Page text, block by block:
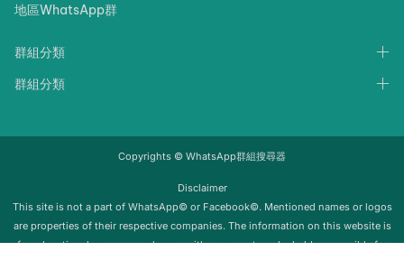
地區WhatsApp群
群組分類
群組分類
Copyrights © WhatsApp群組搜尋器
Disclaimer
‍‍This site is not a part of WhatsApp© or Facebook©. Mentioned names or logos
are properties of their respective companies. The information on this website is
for educational purposes only; we neither support nor be held responsible for